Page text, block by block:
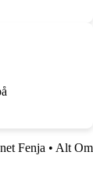
Fenja • Alt Om